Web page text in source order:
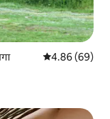
5 पैकी 4.86
4.86 (69)